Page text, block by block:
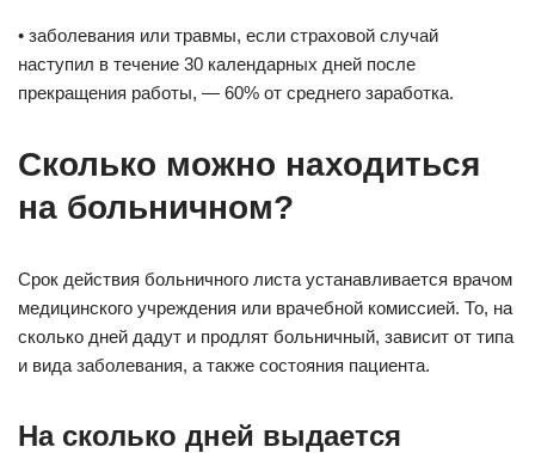
• заболевания или травмы, если страховой случай
наступил в течение 30 календарных дней после
прекращения работы, — 60% от среднего заработка.
Сколько можно находиться
на больничном?
Срок действия больничного листа устанавливается врачом
медицинского учреждения или врачебной комиссией. То, на
сколько дней дадут и продлят больничный, зависит от типа
и вида заболевания, а также состояния пациента.
На сколько дней выдается